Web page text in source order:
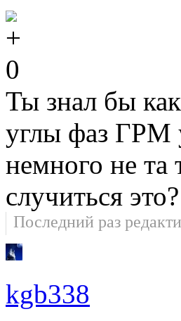
0
Ты знал бы
углы фаз ГРМ
немного не та
случиться это?
Последний раз
kgb338